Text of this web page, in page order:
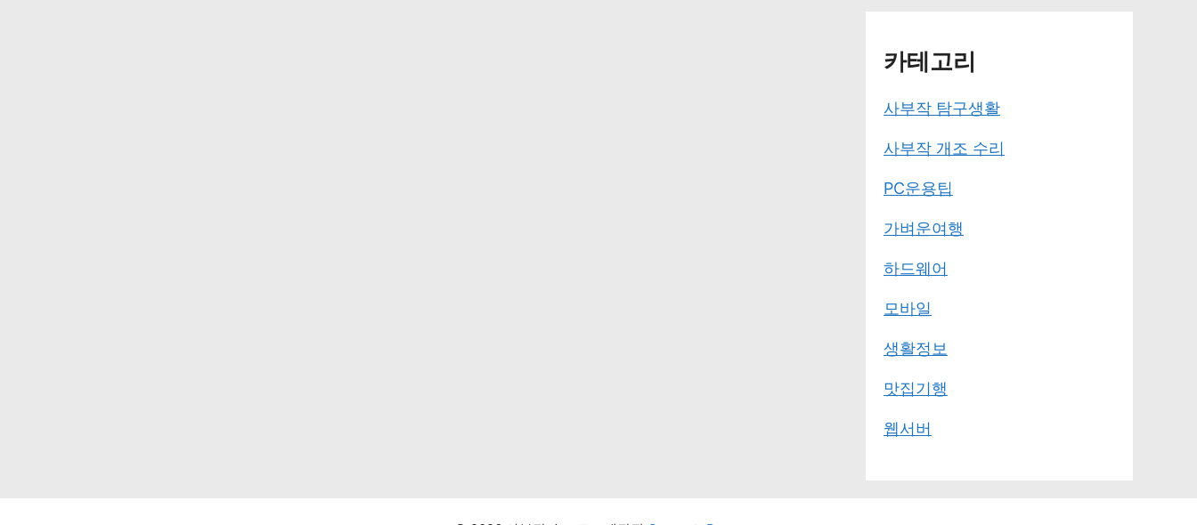
카테고리
사부작 탐구생활
사부작 개조 수리
PC운용팁
가벼운여행
하드웨어
모바일
생활정보
맛집기행
웹서버